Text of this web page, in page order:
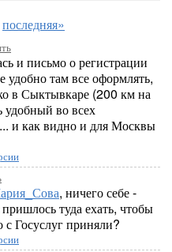
последняя»
и письмо о регистрации
удобно там все оформлять,
в Сыктывкаре (200 км на
удобный во всех
и как видно и для Москвы
, ничего себе -
туда ехать, чтобы
Госуслуг приняли?